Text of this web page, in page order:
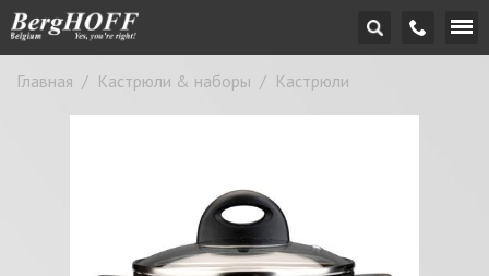
Главная / Кастрюли & наборы / Кастрюли